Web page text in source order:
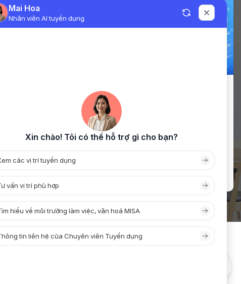
Cuộc thi viết “Giáo dục tài chính thông
minh” với sự đồng hành của Sổ Thu chi
Cuộc thi viết “Giáo dục tài chính thông minh” do
Tạp chí Công dân và Khuyến học (Hội Khuyến
học Việt Nam) tổ chức đã chính thức được phát
động, với sự đồng hành của Sổ Thu Chi MISA
trong vai trò nhà tài trợ giải thưởng. Cuộc thi
hướng tới mục tiêu lan tỏa […]
TIN TỨC TUYỂN DỤNG HỢP TÁC LIÊN HỆ